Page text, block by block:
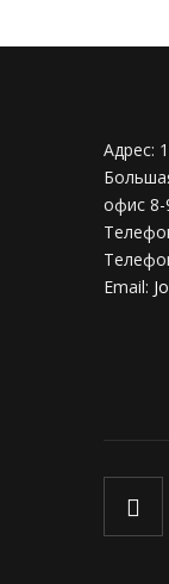
Адрес:
офис 8-
Email: